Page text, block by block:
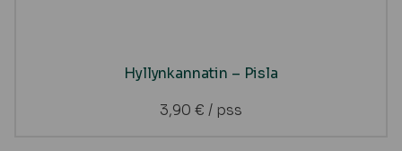
Hyllynkannatin – Pisla
3,90 € / pss